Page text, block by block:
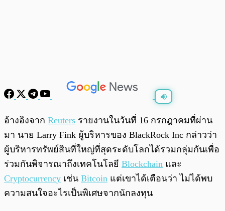
0:00
อ้างอิงจาก Reuters รายงานในวันที่ 16 กรกฎาคมที่ผ่าน
มา นาย Larry Fink ผู้บริหารของ BlackRock Inc กล่าวว่า
ผู้บริหารทรัพย์สินที่ใหญ่ที่สุดระดับโลกได้รวมกลุ่มกันเพื่อ
ร่วมกันพิจารณาถึงเทคโนโลยี Blockchain และ
Cryptocurrency เช่น Bitcoin แต่เขาได้เตือนว่า ไม่ได้พบ
ความสนใจอะไรเป็นพิเศษจากนักลงทุน